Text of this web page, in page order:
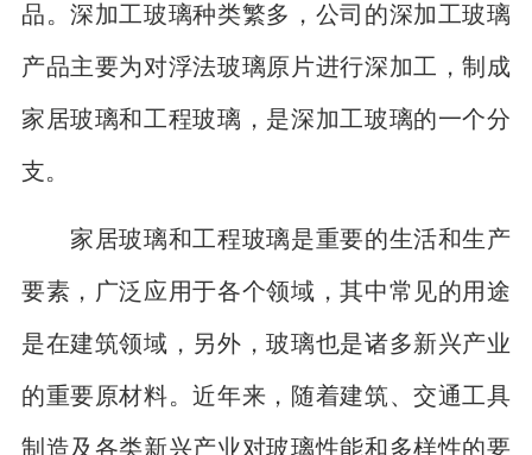
品。深加工玻璃种类繁多，公司的深加工玻璃
产品主要为对浮法玻璃原片进行深加工，制成
家居玻璃和工程玻璃，是深加工玻璃的一个分
支。
家居玻璃和工程玻璃是重要的生活和生产
要素，广泛应用于各个领域，其中常见的用途
是在建筑领域，另外，玻璃也是诸多新兴产业
的重要原材料。近年来，随着建筑、交通工具
制造及各类新兴产业对玻璃性能和多样性的要